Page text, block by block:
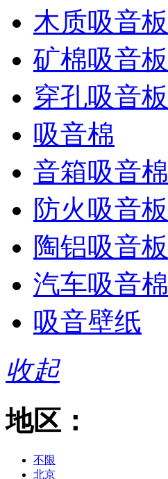
木质吸音板
矿棉吸音板
穿孔吸音板
吸音棉
音箱吸音棉
防火吸音板
陶铝吸音板
汽车吸音棉
吸音壁纸
收起
地区：
不限
北京